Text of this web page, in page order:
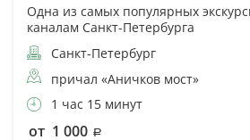
Одна из самых популярных
каналам Санкт-Петербурга
Санкт-Петербург
причал «Аничков мост»
1 час 15 минут
от 1 000